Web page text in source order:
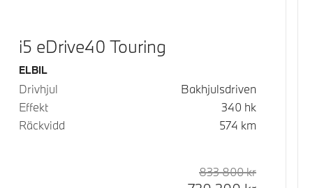
i5 eDrive40 Touring
Bränsle
ELBIL
Drivhjul
Bakhjulsdriven
Effekt
340 hk
Räckvidd
574 km
Rek. ord pris
833 800krKontantpris